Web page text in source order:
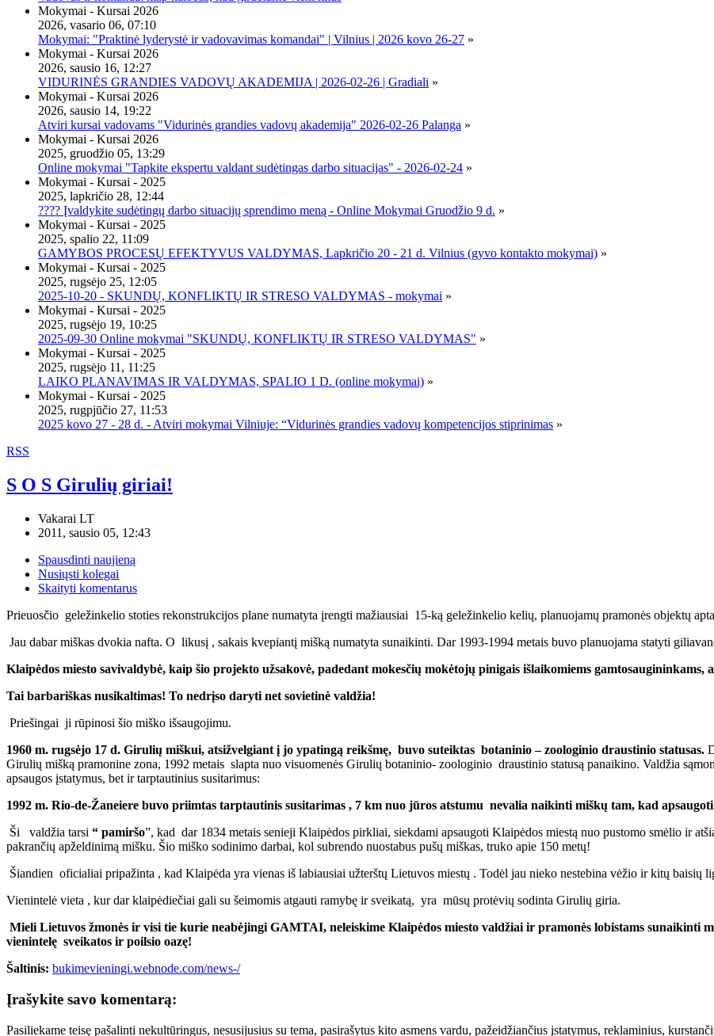
Mokymai - Kursai 2026
2026, vasario 06, 07:10
Mokymai: "Praktinė lyderystė ir vadovavimas komandai" | Vilnius | 2026 kovo 26-27 »
Mokymai - Kursai 2026
2026, sausio 16, 12:27
VIDURINĖS GRANDIES VADOVŲ AKADEMIJA | 2026-02-26 | Gradiali »
Mokymai - Kursai 2026
2026, sausio 14, 19:22
Atviri kursai vadovams "Vidurinės grandies vadovų akademija" 2026-02-26 Palanga »
Mokymai - Kursai 2026
2025, gruodžio 05, 13:29
Online mokymai "Tapkite ekspertu valdant sudėtingas darbo situacijas" - 2026-02-24 »
Mokymai - Kursai - 2025
2025, lapkričio 28, 12:44
???? Įvaldykite sudėtingų darbo situacijų sprendimo meną - Online Mokymai Gruodžio 9 d. »
Mokymai - Kursai - 2025
2025, spalio 22, 11:09
GAMYBOS PROCESŲ EFEKTYVUS VALDYMAS, Lapkričio 20 - 21 d. Vilnius (gyvo kontakto mokymai) »
Mokymai - Kursai - 2025
2025, rugsėjo 25, 12:05
2025-10-20 - SKUNDŲ, KONFLIKTŲ IR STRESO VALDYMAS - mokymai »
Mokymai - Kursai - 2025
2025, rugsėjo 19, 10:25
2025-09-30 Online mokymai "SKUNDŲ, KONFLIKTŲ IR STRESO VALDYMAS" »
Mokymai - Kursai - 2025
2025, rugsėjo 11, 11:25
LAIKO PLANAVIMAS IR VALDYMAS, SPALIO 1 D. (online mokymai) »
Mokymai - Kursai - 2025
2025, rugpjūčio 27, 11:53
2025 kovo 27 - 28 d. - Atviri mokymai Vilniuje: “Vidurinės grandies vadovų kompetencijos stiprinimas »
RSS
S O S Girulių giriai!
Vakarai LT
2011, sausio 05, 12:43
Spausdinti naujieną
Nusiųsti kolegai
Skaityti komentarus
Prieuosčio geležinkelio stoties rekonstrukcijos plane numatyta įrengti mažiausiai 15-ką geležinkelio kelių, planuojamų pramonės objektų
Jau dabar miškas dvokia nafta. O likusį , sakais kvepiantį mišką numatyta sunaikinti. Dar 1993-1994 metais buvo planuojama statyti
Klaipėdos miesto savivaldybė, kaip šio projekto užsakovė, padedant mokesčių mokėtojų pinigais išlaikomiems
Tai barbariškas nusikaltimas! To nedrįso daryti net sovietinė valdžia!
Priešingai ji rūpinosi šio miško išsaugojimu.
1960 m. rugsėjo 17 d. Girulių miškui, atsižvelgiant į jo ypatingą reikšmę, buvo suteiktas botaninio – zoologinio draustinio statusas.
Girulių mišką pramonine zona, 1992 metais slapta nuo visuomenės Girulių botaninio- zoologinio draustinio statusą panaikino. Valdžia
apsaugos įstatymus, bet ir tarptautinius susitarimus:
1992 m. Rio-de-Žaneiere buvo priimtas tarptautinis susitarimas , 7 km nuo jūros atstumu nevalia naikinti miškų tam, kad
Ši valdžia tarsi “ pamiršo”, kad dar 1834 metais senieji Klaipėdos pirkliai, siekdami apsaugoti Klaipėdos miestą nuo pustomo smėlio ir
pakrančių apželdinimą mišku. Šio miško sodinimo darbai, kol subrendo nuostabus pušų miškas, truko apie 150 metų!
Šiandien oficialiai pripažinta , kad Klaipėda yra vienas iš labiausiai užterštų Lietuvos miestų . Todėl jau nieko nestebina vėžio ir kitų baisių
Vienintelė vieta , kur dar klaipėdiečiai gali su šeimomis atgauti ramybę ir sveikatą, yra mūsų protėvių sodinta Girulių giria.
Mieli Lietuvos žmonės ir visi tie kurie neabėjingi GAMTAI, neleiskime Klaipėdos miesto valdžiai ir pramonės lobistams
vienintelę sveikatos ir poilsio oazę!
Šaltinis: bukimevieningi.webnode.com/news-/
Įrašykite savo komentarą:
Pasiliekame teisę pašalinti nekultūringus, nesusijusius su tema, pasirašytus kito asmens vardu, pažeidžiančius įstatymus, reklaminius,